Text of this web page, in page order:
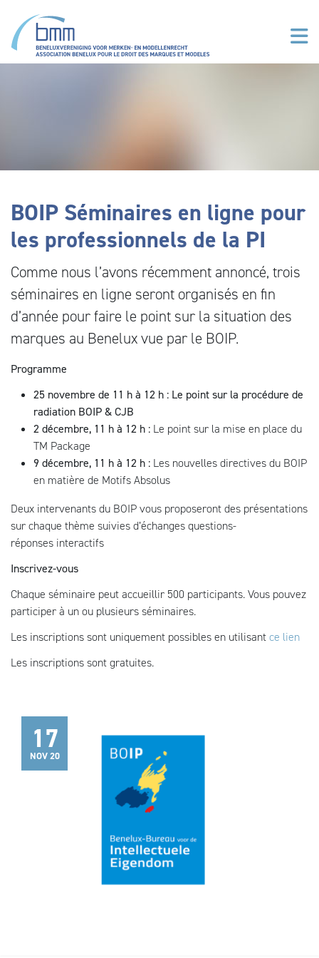
BOIP Séminaires en ligne pour
les professionnels de la PI
Comme nous l’avons récemment annoncé, trois
séminaires en ligne seront organisés en fin
d’année pour faire le point sur la situation des
marques au Benelux vue par le BOIP.
Programme
25 novembre de 11 h à 12 h : Le point sur la procédure de
radiation BOIP & CJB
2 décembre, 11 h à 12 h : Le point sur la mise en place du
TM Package
9 décembre, 11 h à 12 h : Les nouvelles directives du BOIP
en matière de Motifs Absolus
Deux intervenants du BOIP vous proposeront des présentations
sur chaque thème suivies d’échanges questions-
réponses interactifs
Inscrivez-vous
Chaque séminaire peut accueillir 500 participants. Vous pouvez
participer à un ou plusieurs séminaires.
Les inscriptions sont uniquement possibles en utilisantce lien
Les inscriptions sont gratuites.
17
NOV 20